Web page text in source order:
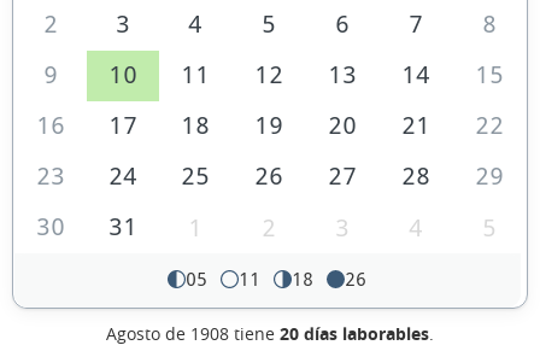
2
3 4 5 6 7
8
9
10 11 12 13 14
15
16
17 18 19 20 21
22
23
24 25 26 27 28
29
30
31 1 2 3 4 5
05 11 18 26
Agosto de 1908 tiene 20 días laborables.